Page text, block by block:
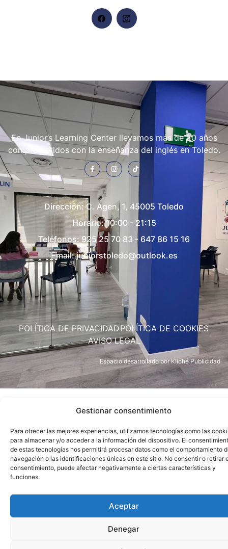
Gestionar consentimiento
Para ofrecer las mejores experiencias, utilizamos tecnologías como las
para almacenar y/o acceder a la información del dispositivo. El
de estas tecnologías nos permitirá procesar datos como el comportamiento
navegación o las identificaciones únicas en este sitio. No consentir o retirar
consentimiento, puede afectar negativamente a ciertas características y
funciones.
Aceptar
Denegar
En Junior’s Learning Center llevamos más de 20 años
comprometidos con la enseñanza del inglés en Toledo.
Dirección:C. Agen, 1, 45005 Toledo
Horario: 10:00 - 21:15
Teléfonos:925 25 70 83 - 647 86 15 16
Email:juniorstoledo@outlook.es
POLÍTICA DE PRIVACIDADPOLÍTICA DE COOKIES
AVISO LEGAL
Espacio desarrollado porKliché Publicidad